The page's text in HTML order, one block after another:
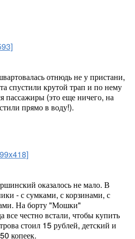
отнюдь не у пристани,
спустили крутой трап и по нему
пассажиры (это еще ничего, на
прямо в воду!).
оказалось не мало. В
- с сумками, с корзинами, с
На борту "Мошки"
все честно встали, чтобы купить
стоил 15 рублей, детский и
копеек.